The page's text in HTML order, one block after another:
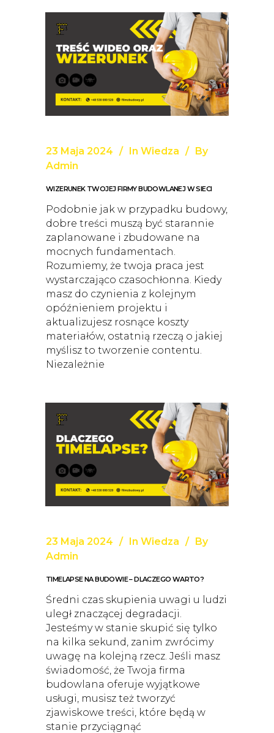
23 Maja 2024 In Wiedza
By
Admin
WIZERUNEK TWOJEJ FIRMY BUDOWLANEJ W SIECI
Podobnie jak w przypadku budowy,
dobre treści muszą być starannie
zaplanowane i zbudowane na
mocnych fundamentach.
Rozumiemy, że twoja praca jest
wystarczająco czasochłonna. Kiedy
masz do czynienia z kolejnym
opóźnieniem projektu i
aktualizujesz rosnące koszty
materiałów, ostatnią rzeczą o jakiej
myślisz to tworzenie contentu.
Niezależnie
23 Maja 2024 In Wiedza
By
Admin
TIMELAPSE NA BUDOWIE – DLACZEGO WARTO?
Średni czas skupienia uwagi u ludzi
uległ znaczącej degradacji.
Jesteśmy w stanie skupić się tylko
na kilka sekund, zanim zwrócimy
uwagę na kolejną rzecz. Jeśli masz
świadomość, że Twoja firma
budowlana oferuje wyjątkowe
usługi, musisz też tworzyć
zjawiskowe treści, które będą w
stanie przyciągnąć